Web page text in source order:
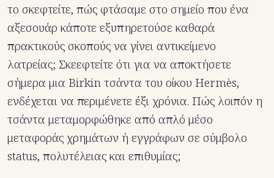
το σκεφτείτε, πώς φτάσαμε στο σημείο που ένα
αξεσουάρ κάποτε εξυπηρετούσε καθαρά
πρακτικούς σκοπούς να γίνει αντικείμενο
λατρείας; Σκεεφτείτε ότι για να αποκτήσετε
σήμερα μια Birkin τσάντα του οίκου Hermès,
ενδέχεται να περιμένετε έξι χρόνια. Πώς λοιπόν η
τσάντα μεταμορφώθηκε από απλό μέσο
μεταφοράς χρημάτων ή εγγράφων σε σύμβολο
status, πολυτέλειας και επιθυμίας;